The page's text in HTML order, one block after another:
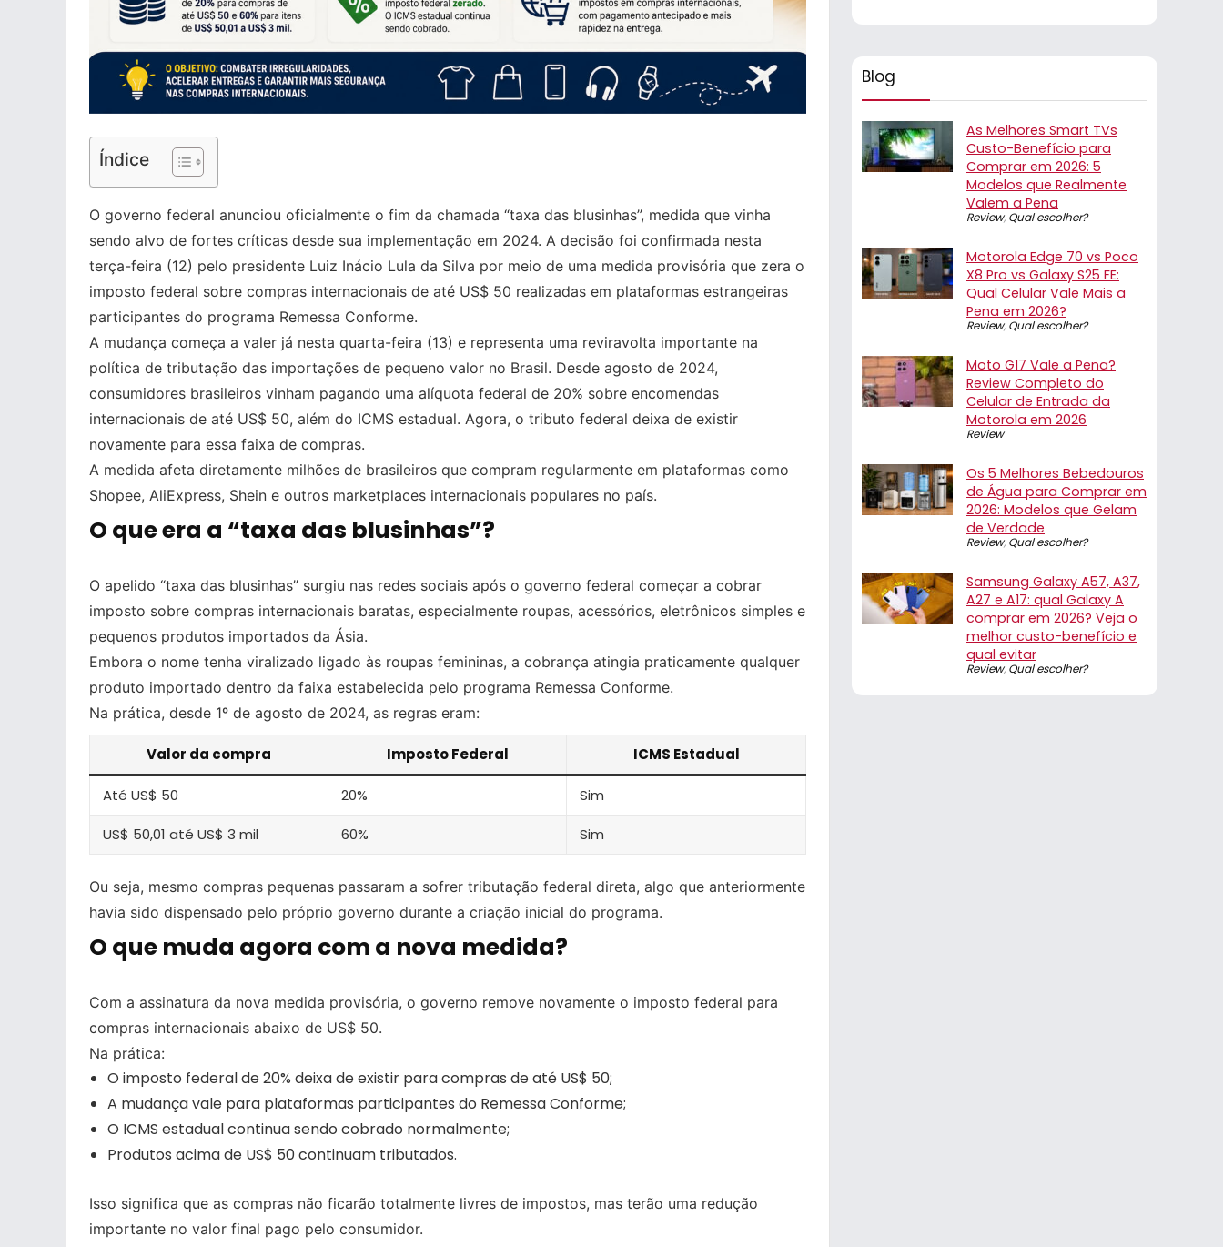
Índice
O governo federal anunciou oficialmente o fim da chamada “taxa das blusinhas”, medida que vinha
sendo alvo de fortes críticas desde sua implementação em 2024. A decisão foi confirmada nesta
terça-feira (12) pelo presidente Luiz Inácio Lula da Silva por meio de uma medida provisória que zera o
imposto federal sobre compras internacionais de até US$ 50 realizadas em plataformas estrangeiras
participantes do programa Remessa Conforme.
A mudança começa a valer já nesta quarta-feira (13) e representa uma reviravolta importante na
política de tributação das importações de pequeno valor no Brasil. Desde agosto de 2024,
consumidores brasileiros vinham pagando uma alíquota federal de 20% sobre encomendas
internacionais de até US$ 50, além do ICMS estadual. Agora, o tributo federal deixa de existir
novamente para essa faixa de compras.
A medida afeta diretamente milhões de brasileiros que compram regularmente em plataformas como
Shopee, AliExpress, Shein e outros marketplaces internacionais populares no país.
O que era a “taxa das blusinhas”?
O apelido “taxa das blusinhas” surgiu nas redes sociais após o governo federal começar a cobrar
imposto sobre compras internacionais baratas, especialmente roupas, acessórios, eletrônicos simples e
pequenos produtos importados da Ásia.
Embora o nome tenha viralizado ligado às roupas femininas, a cobrança atingia praticamente qualquer
produto importado dentro da faixa estabelecida pelo programa Remessa Conforme.
Na prática, desde 1º de agosto de 2024, as regras eram:
Valor da compra Imposto Federal ICMS Estadual
Até US$ 50 20% Sim
US$ 50,01 até US$ 3 mil 60% Sim
Ou seja, mesmo compras pequenas passaram a sofrer tributação federal direta, algo que anteriormente
havia sido dispensado pelo próprio governo durante a criação inicial do programa.
O que muda agora com a nova medida?
Com a assinatura da nova medida provisória, o governo remove novamente o imposto federal para
compras internacionais abaixo de US$ 50.
Na prática:
O imposto federal de 20% deixa de existir para compras de até US$ 50;
A mudança vale para plataformas participantes do Remessa Conforme;
O ICMS estadual continua sendo cobrado normalmente;
Produtos acima de US$ 50 continuam tributados.
Isso significa que as compras não ficarão totalmente livres de impostos, mas terão uma redução
importante no valor final pago pelo consumidor.
Blog
As Melhores Smart TVs
Custo-Benefício para
Comprar em 2026: 5
Modelos que Realmente
Valem a Pena
Review, Qual escolher?
Motorola Edge 70 vs Poco
X8 Pro vs Galaxy S25 FE:
Qual Celular Vale Mais a
Pena em 2026?
Review, Qual escolher?
Moto G17 Vale a Pena?
Review Completo do
Celular de Entrada da
Motorola em 2026
Review
Os 5 Melhores Bebedouros
de Água para Comprar em
2026: Modelos que Gelam
de Verdade
Review, Qual escolher?
Samsung Galaxy A57, A37,
A27 e A17: qual Galaxy A
comprar em 2026? Veja o
melhor custo-benefício e
qual evitar
Review, Qual escolher?